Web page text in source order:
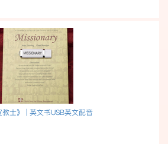
士》 | 英文书USB英文配音